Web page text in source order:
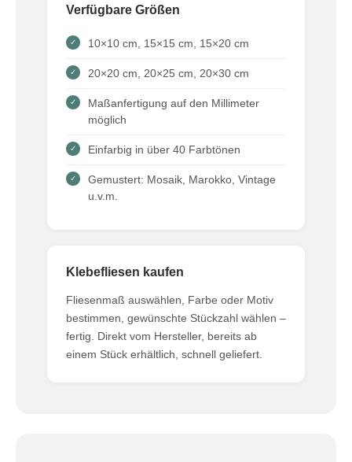
Verfügbare Größen
10×10 cm, 15×15 cm, 15×20 cm
20×20 cm, 20×25 cm, 20×30 cm
Maßanfertigung auf den Millimeter
möglich
Einfarbig in über 40 Farbtönen
Gemustert: Mosaik, Marokko, Vintage
u.v.m.
Klebefliesen kaufen
Fliesenmaß auswählen, Farbe oder Motiv
bestimmen, gewünschte Stückzahl wählen –
fertig. Direkt vom Hersteller, bereits ab
einem Stück erhältlich, schnell geliefert.